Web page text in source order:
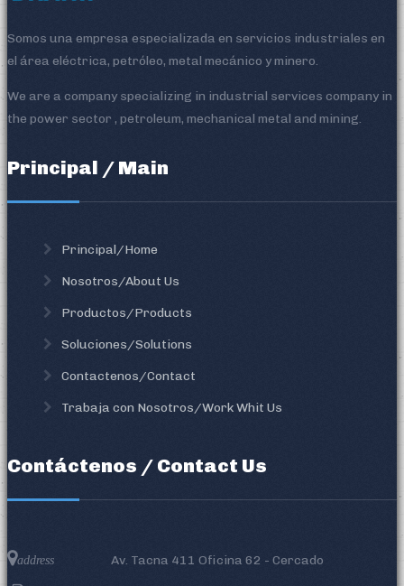
Somos una empresa especializada en servicios industriales en
el área eléctrica, petróleo, metal mecánico y minero.
We are a company specializing in industrial services company in
the power sector , petroleum, mechanical metal and mining.
Principal / Main
Principal/Home
Nosotros/About Us
Productos/Products
Soluciones/Solutions
Contactenos/Contact
Trabaja con Nosotros/Work Whit Us
Contáctenos / Contact Us
address Av. Tacna 411 Oficina 62 - Cercado